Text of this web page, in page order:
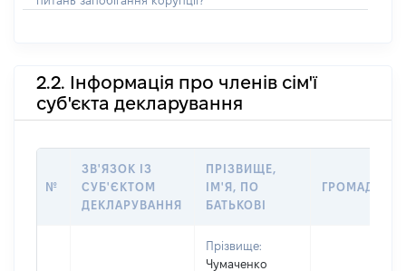
2.2. Інформація про членів сім'ї
суб'єкта декларування
№
ЗВ'ЯЗОК ІЗ
СУБ'ЄКТОМ
ДЕКЛАРУВАННЯ
ПРІЗВИЩЕ,
ІМ'Я, ПО
БАТЬКОВІ
Прізвище:
Чумаченко